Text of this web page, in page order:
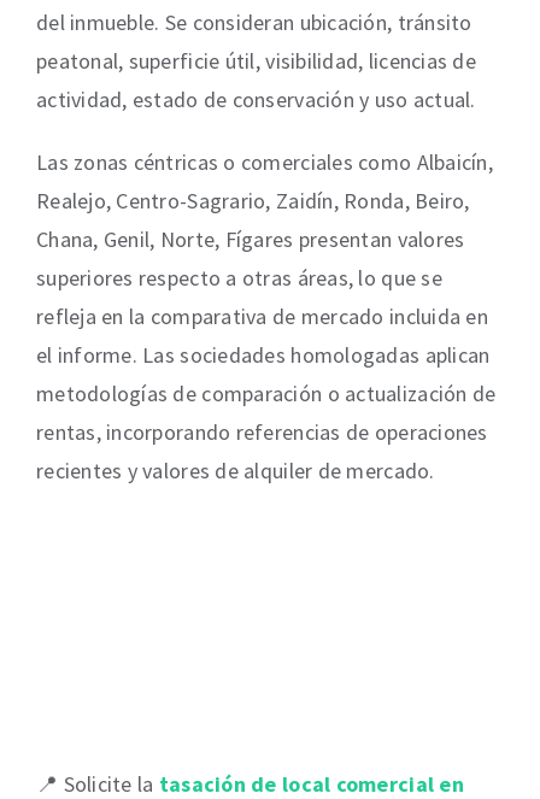
del inmueble. Se consideran ubicación, tránsito
peatonal, superficie útil, visibilidad, licencias de
actividad, estado de conservación y uso actual.
Las zonas céntricas o comerciales como Albaicín,
Realejo, Centro-Sagrario, Zaidín, Ronda, Beiro,
Chana, Genil, Norte, Fígares presentan valores
superiores respecto a otras áreas, lo que se
refleja en la comparativa de mercado incluida en
el informe. Las sociedades homologadas aplican
metodologías de comparación o actualización de
rentas, incorporando referencias de operaciones
recientes y valores de alquiler de mercado.
📍 Solicite la tasación de local comercial en